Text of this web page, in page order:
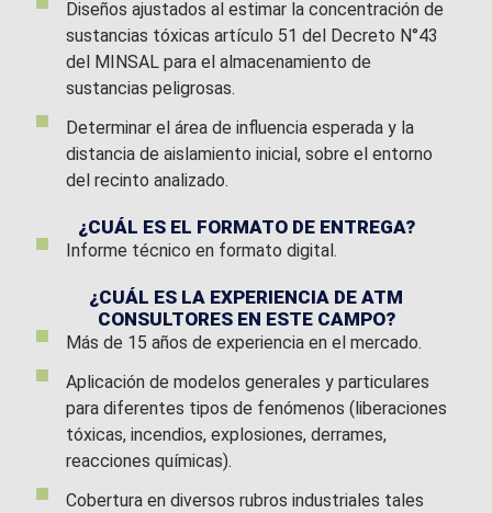
Diseños ajustados al estimar la concentración de
sustancias tóxicas artículo 51 del Decreto N°43
del MINSAL para el almacenamiento de
sustancias peligrosas.
Determinar el área de influencia esperada y la
distancia de aislamiento inicial, sobre el entorno
del recinto analizado.
¿CUÁL ES EL FORMATO DE ENTREGA?
Informe técnico en formato digital.
¿CUÁL ES LA EXPERIENCIA DE ATM
CONSULTORES EN ESTE CAMPO?
Más de 15 años de experiencia en el mercado.
Aplicación de modelos generales y particulares
para diferentes tipos de fenómenos (liberaciones
tóxicas, incendios, explosiones, derrames,
reacciones químicas).
Cobertura en diversos rubros industriales tales